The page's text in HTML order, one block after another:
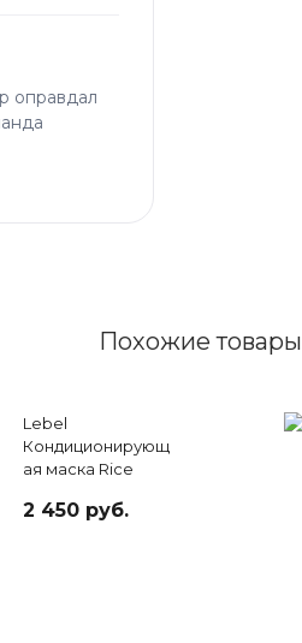
оправдал
Похожие товары
Lebel
Кондиционирующ
ая маска Rice
2 450 руб.